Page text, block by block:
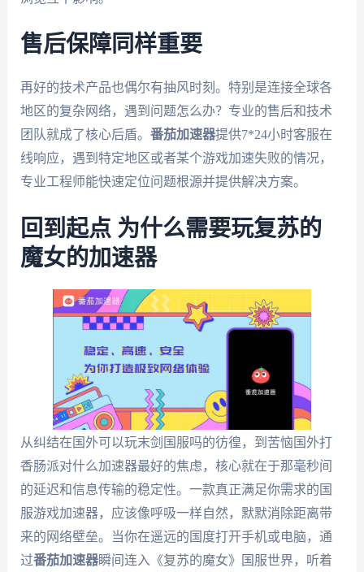
售后保障同样重要
再好的技术产品也偶尔有抽风时刻。特别是连接全球各
地区的复杂网络，遇到问题怎么办？专业的售后和技术
团队就成了核心后盾。 番茄加速器提供7*24小时客服在
线响应，遇到特定地区或者某个游戏加速失败的情况，
专业工程师能快速定位问题根源并提供解决方案。
回到起点 为什么需要玩复苏的
魔女的加速器
从纠结在国外可以玩末剑国服吗的彷徨，到苦恼国外打
香肠派对什么加速器最好的焦虑，核心就在于那毫秒间
的延迟和信息传输的稳定性。一款真正满足你需求的国
服游戏加速器，应该像呼吸一样自然，默默消除距离带
来的网络壁垒。当你在遥远的国度打开手机或电脑，通
过番茄加速器瞬间连入《复苏的魔女》国服世界，听着